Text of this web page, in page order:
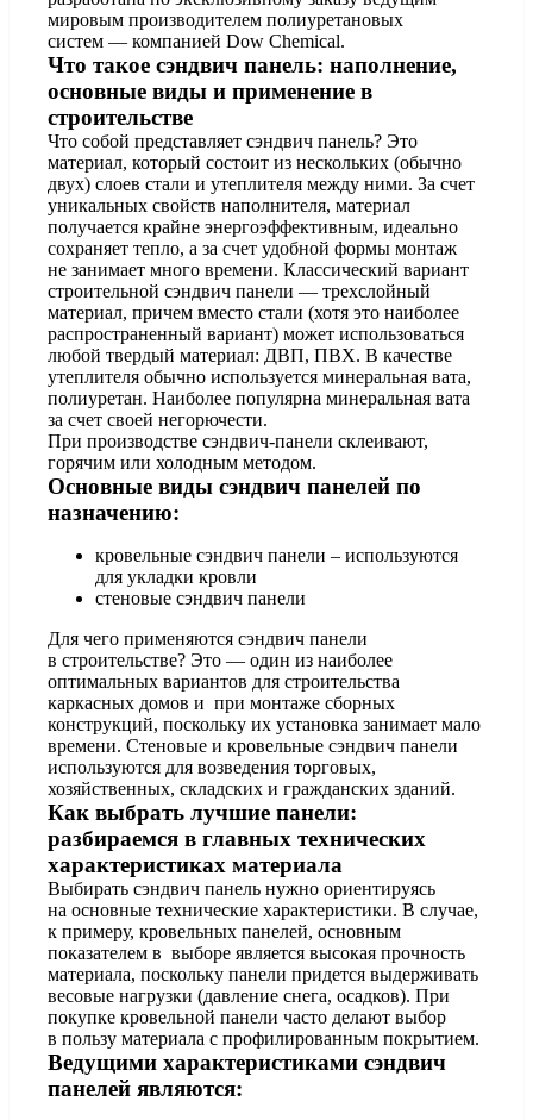
мировым производителем полиуретановых
систем — компанией Dow Chemical.
Что такое сэндвич панель: наполнение,
основные виды и применение в
строительстве
Что собой представляет сэндвич панель? Это
материал, который состоит из нескольких (обычно
двух) слоев стали и утеплителя между ними. За счет
уникальных свойств наполнителя, материал
получается крайне энергоэффективным, идеально
сохраняет тепло, а за счет удобной формы монтаж
не занимает много времени. Классический вариант
строительной сэндвич панели — трехслойный
материал, причем вместо стали (хотя это наиболее
распространенный вариант) может использоваться
любой твердый материал: ДВП, ПВХ. В качестве
утеплителя обычно используется минеральная вата,
полиуретан. Наиболее популярна минеральная вата
за счет своей негорючести.
При производстве сэндвич-панели склеивают,
горячим или холодным методом.
Основные виды сэндвич панелей по
назначению:
кровельные сэндвич панели – используются
для укладки кровли
стеновые сэндвич панели
Для чего применяются сэндвич панели
в строительстве? Это — один из наиболее
оптимальных вариантов для строительства
каркасных домов и при монтаже сборных
конструкций, поскольку их установка занимает мало
времени. Стеновые и кровельные сэндвич панели
используются для возведения торговых,
хозяйственных, складских и гражданских зданий.
Как выбрать лучшие панели:
разбираемся в главных технических
характеристиках материала
Выбирать сэндвич панель нужно ориентируясь
на основные технические характеристики. В случае,
к примеру, кровельных панелей, основным
показателем в выборе является высокая прочность
материала, поскольку панели придется выдерживать
весовые нагрузки (давление снега, осадков). При
покупке кровельной панели часто делают выбор
в пользу материала с профилированным покрытием.
Ведущими характеристиками сэндвич
панелей являются: